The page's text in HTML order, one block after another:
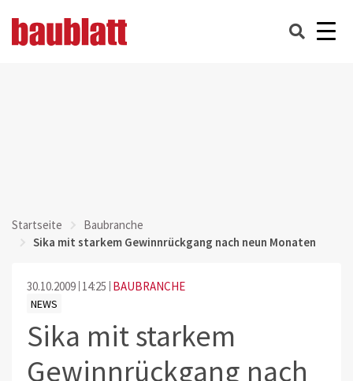
Startseite
Baubranche
Sika mit starkem Gewinnrückgang nach neun Monaten
30.10.2009 14:25 BAUBRANCHE
NEWS
Sika mit starkem
Gewinnrückgang nach